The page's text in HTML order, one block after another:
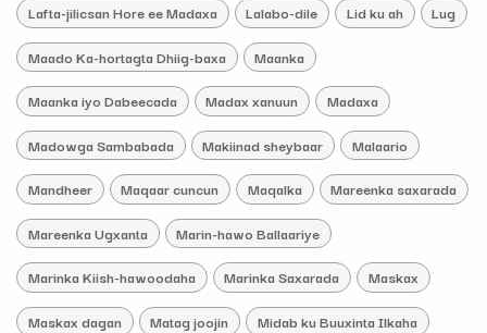
Lafta-jilicsan Hore ee Madaxa Lalabo-dile Lid ku ah Lug
Maado Ka-hortagta Dhiig-baxa Maanka
Maanka iyo Dabeecada Madax xanuun Madaxa
Madowga Sambabada Makiinad sheybaar Malaario
Mandheer Maqaar cuncun Maqalka Mareenka saxarada
Mareenka Ugxanta Marin-hawo Ballaariye
Marinka Kiish-hawoodaha Marinka Saxarada Maskax
Maskax dagan Matag joojin Midab ku Buuxinta Ilkaha